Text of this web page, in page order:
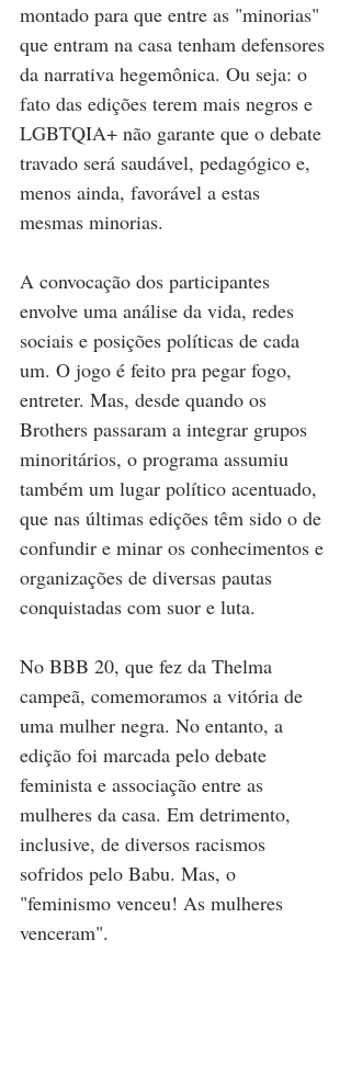
montado para que entre as "minorias"
que entram na casa tenham defensores
da narrativa hegemônica. Ou seja: o
fato das edições terem mais negros e
LGBTQIA+ não garante que o debate
travado será saudável, pedagógico e,
menos ainda, favorável a estas
mesmas minorias.
A convocação dos participantes
envolve uma análise da vida, redes
sociais e posições políticas de cada
um. O jogo é feito pra pegar fogo,
entreter. Mas, desde quando os
Brothers passaram a integrar grupos
minoritários, o programa assumiu
também um lugar político acentuado,
que nas últimas edições têm sido o de
confundir e minar os conhecimentos e
organizações de diversas pautas
conquistadas com suor e luta.
No BBB 20, que fez da Thelma
campeã, comemoramos a vitória de
uma mulher negra. No entanto, a
edição foi marcada pelo debate
feminista e associação entre as
mulheres da casa. Em detrimento,
inclusive, de diversos racismos
sofridos pelo Babu. Mas, o
"feminismo venceu! As mulheres
venceram".